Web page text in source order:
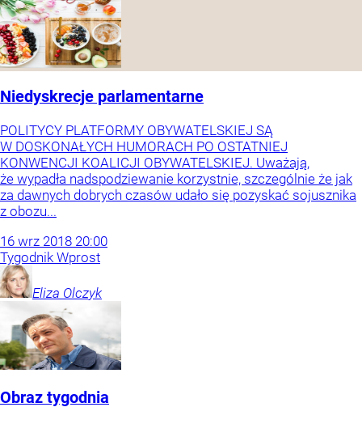
Niedyskrecje parlamentarne
POLITYCY PLATFORMY OBYWATELSKIEJ SĄ
W DOSKONAŁYCH HUMORACH PO OSTATNIEJ
KONWENCJI KOALICJI OBYWATELSKIEJ. Uważają,
że wypadła nadspodziewanie korzystnie, szczególnie że jak
za dawnych dobrych czasów udało się pozyskać sojusznika
z obozu...
16 wrz 2018 20:00
Tygodnik Wprost
Eliza Olczyk
Obraz tygodnia